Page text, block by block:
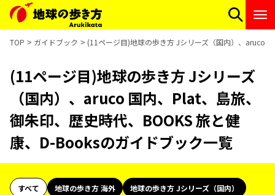
TOP ガイドブック (11ページ目)地球の歩き方 Jシリーズ（国内）、aruco
(11ページ目)地球の歩き方 Jシリーズ
（国内）、aruco 国内、Plat、島旅、
御朱印、歴史時代、BOOKS 旅と健
康、D-Booksのガイドブック一覧
すべて 地球の歩き方 海外
地球の歩き方 Jシリーズ（国内）